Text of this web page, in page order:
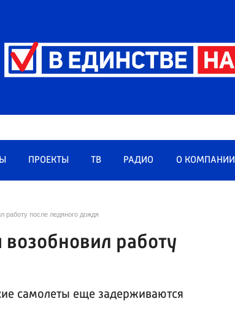
ПРОЕКТЫ ТВ РАДИО О КОМПАНИИ
работу после ледяного дождя
работу
самолеты еще задерживаются